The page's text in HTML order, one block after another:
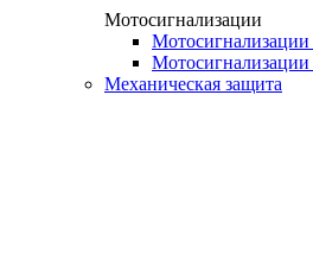
Мотосигнализации
Мотосигнализации
Мотосигнализации
Механическая защита